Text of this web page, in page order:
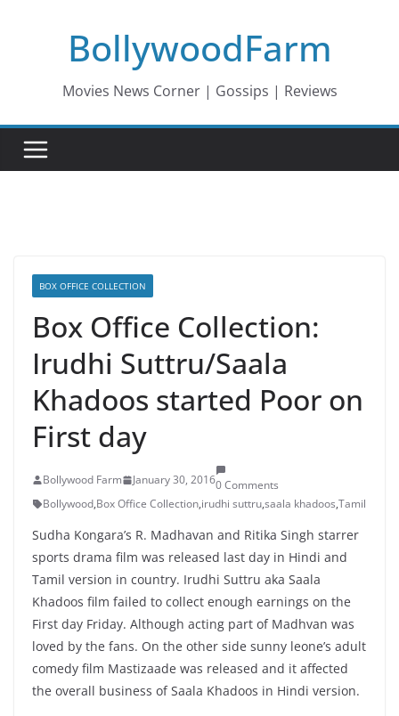
BollywoodFarm
Movies News Corner | Gossips | Reviews
BOX OFFICE COLLECTION
Box Office Collection:
Irudhi Suttru/Saala
Khadoos started Poor on
First day
Bollywood Farm January 30, 20160 Comments
Bollywood,Box Office Collection,irudhi suttru,saala khadoos,Tamil
Sudha Kongara’s R. Madhavan and Ritika Singh starrer
sports drama film was released last day in Hindi and
Tamil version in country. Irudhi Suttru aka Saala
Khadoos film failed to collect enough earnings on the
First day Friday. Although acting part of Madhvan was
loved by the fans. On the other side sunny leone’s adult
comedy film Mastizaade was released and it affected
the overall business of Saala Khadoos in Hindi version.